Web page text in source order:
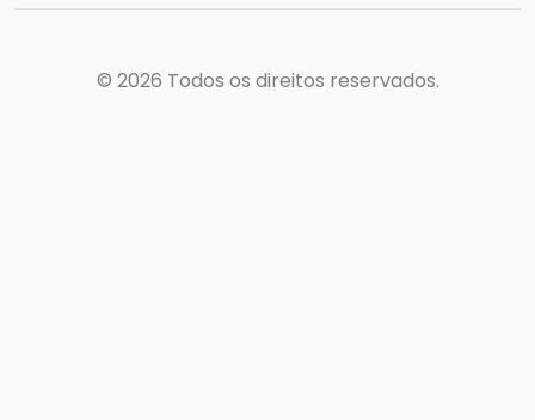
© 2026 Todos os direitos reservados.